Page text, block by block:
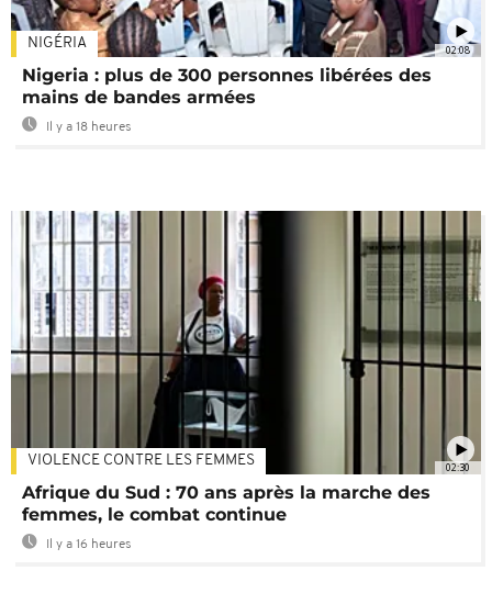
02:08
NIGÉRIA
Nigeria : plus de 300 personnes libérées des
mains de bandes armées
Il y a 18 heures
02:30
VIOLENCE CONTRE LES FEMMES
Afrique du Sud : 70 ans après la marche des
femmes, le combat continue
Il y a 16 heures